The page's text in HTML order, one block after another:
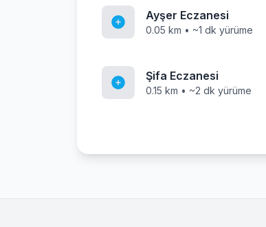
Ayşer Eczanesi
0.05 km • ~1 dk yürüme
Şifa Eczanesi
0.15 km • ~2 dk yürüme